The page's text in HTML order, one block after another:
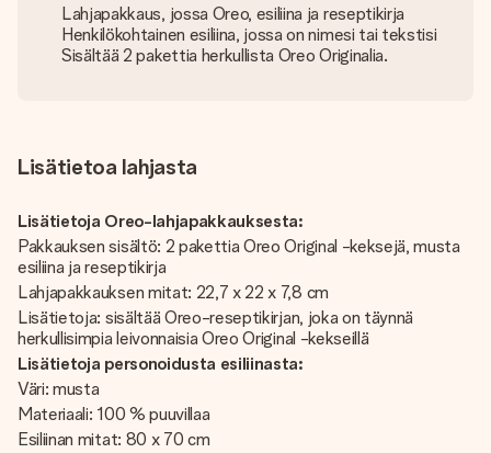
Lahjapakkaus, jossa Oreo, esiliina ja reseptikirja
Henkilökohtainen esiliina, jossa on nimesi tai tekstisi
Sisältää 2 pakettia herkullista Oreo Originalia.
Lisätietoa lahjasta
Lisätietoja Oreo-lahjapakkauksesta:
Pakkauksen sisältö: 2 pakettia Oreo Original -keksejä, musta
esiliina ja reseptikirja
Lahjapakkauksen mitat: 22,7 x 22 x 7,8 cm
Lisätietoja: sisältää Oreo-reseptikirjan, joka on täynnä
herkullisimpia leivonnaisia Oreo Original -kekseillä
Lisätietoja personoidusta esiliinasta:
Väri: musta
Materiaali: 100 % puuvillaa
Esiliinan mitat: 80 x 70 cm